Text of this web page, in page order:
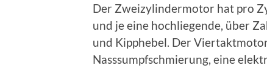
Der Zweizylindermotor hat pro
und je eine hochliegende, über
und Kipphebel. Der
Nasssumpfschmierung, eine